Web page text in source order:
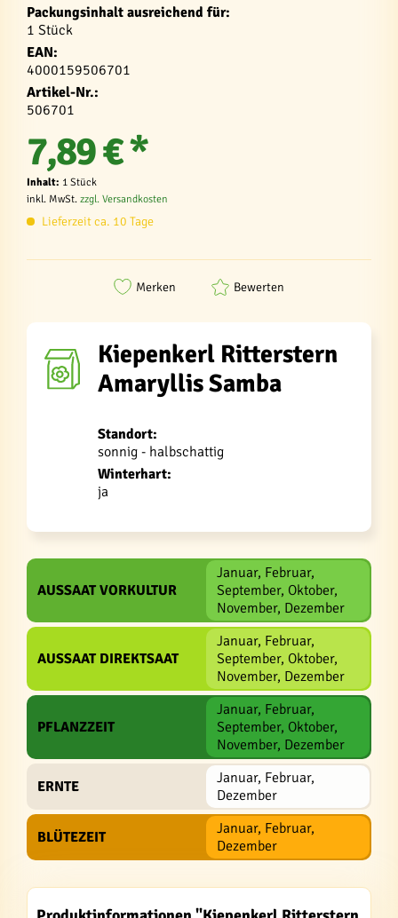
Packungsinhalt ausreichend für:
1 Stück
EAN:
4000159506701
Artikel-Nr.:
506701
7,89 € *
Inhalt: 1 Stück
inkl. MwSt. zzgl. Versandkosten
Lieferzeit ca. 10 Tage
Merken Bewerten
Kiepenkerl Ritterstern
Amaryllis Samba
Standort:
sonnig - halbschattig
Winterhart:
ja
AUSSAAT VORKULTUR
Januar, Februar,
September, Oktober,
November, Dezember
AUSSAAT DIREKTSAAT
Januar, Februar,
September, Oktober,
November, Dezember
PFLANZZEIT
Januar, Februar,
September, Oktober,
November, Dezember
ERNTE
Januar, Februar,
Dezember
BLÜTEZEIT
Januar, Februar,
Dezember